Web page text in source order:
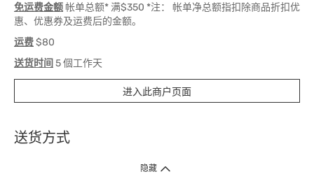
免运费金额帐单总额* 满$350 *注： 帐单净总额指扣除商品折扣优
惠、优惠券及运费后的金额。
运费$80
送货时间 5 個工作天
进入此商户页面
送货方式
1. 送货到府（受卫生署条例规管产品除外 ）
隐藏